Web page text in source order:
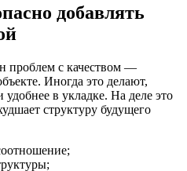
добавлять
проблем с качеством —
Иногда это делают,
в укладке. На деле это
структуру будущего